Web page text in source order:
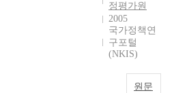
정평가원
2005
국가정책연
구포털
(NKIS)
원문